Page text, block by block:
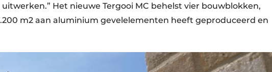
Het nieuwe Tergooi MC behelst vier bouwblokken,
m2 aan aluminium gevelelementen heeft geproduceerd en